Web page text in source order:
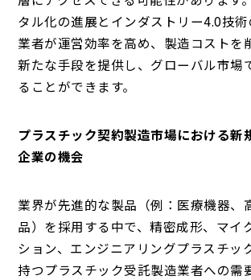
タル化の進展とインダストリー4.0技
業者が運営効率を高め、製造コストを
新たな手段を提供し、グローバル市場
ることができます。
プラスチック契約製造市場における新
企業の機会
業界が先進的な製品（例：医療機器、
品）を採用する中で、精密成形、マイ
ション、エンジニアリングプラスチッ
持つプラスチック受託製造業者への需